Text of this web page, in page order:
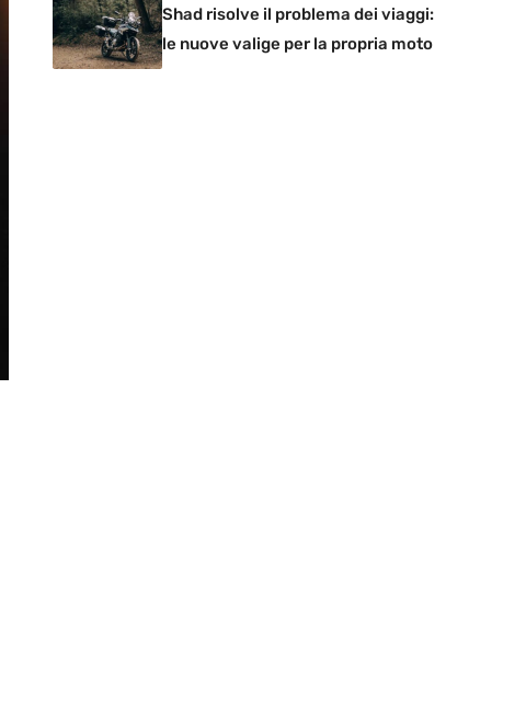
Shad risolve il problema dei viaggi:
le nuove valige per la propria moto